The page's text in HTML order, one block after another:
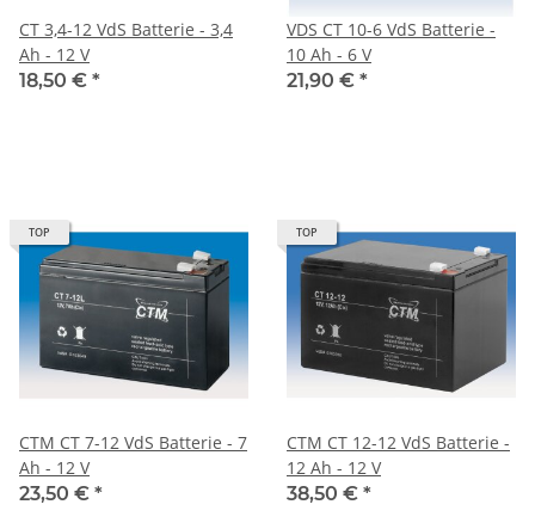
CT 3,4-12 VdS Batterie - 3,4
Ah - 12 V
18,50 € *
VDS CT 10-6 VdS Batterie -
10 Ah - 6 V
21,90 € *
TOP
CTM CT 7-12 VdS Batterie - 7
Ah - 12 V
23,50 € *
TOP
CTM CT 12-12 VdS Batterie -
12 Ah - 12 V
38,50 € *